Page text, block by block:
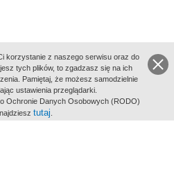
korzystanie z naszego serwisu oraz do
tych plików, to zgadzasz się na ich
Pamiętaj, że możesz samodzielnie
ustawienia przeglądarki.
Ochronie Danych Osobowych (RODO)
tutaj